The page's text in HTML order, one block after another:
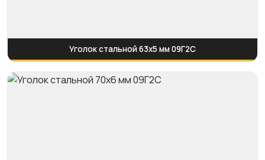
Уголок стальной 63х5 мм 09Г2С